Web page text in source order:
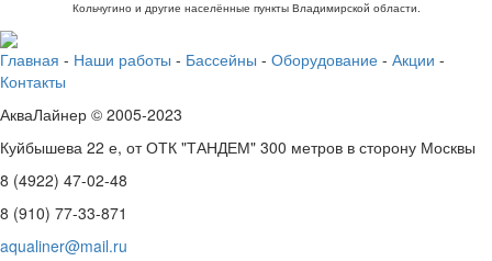
Кольчугино и другие населённые пункты Владимирской области.
Главная - Наши работы - Бассейны - Оборудование - Акции -
Контакты
АкваЛайнер © 2005-2023
Куйбышева 22 е, от ОТК "ТАНДЕМ" 300 метров в сторону Москвы
8 (4922) 47-02-48
8 (910) 77-33-871
aqualiner@mail.ru